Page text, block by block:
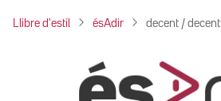
Llibre d'estil ésAdir decent / decent